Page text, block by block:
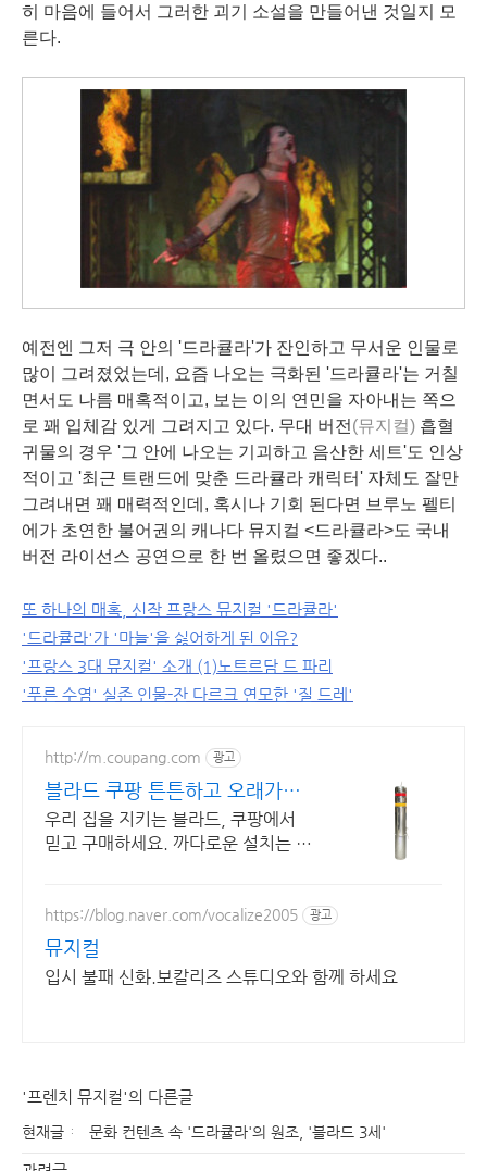
히 마음에 들어서 그러한 괴기 소설을 만들어낸 것일지 모
른다.
예전엔 그저 극 안의 '드라큘라'가 잔인하고 무서운 인물로
많이 그려졌었는데, 요즘 나오는 극화된 '드라큘라'는 거칠
면서도 나름 매혹적이고, 보는 이의 연민을 자아내는 쪽으
로 꽤 입체감 있게 그려지고 있다. 무대 버전 (뮤지컬) 흡혈
귀물의 경우 '그 안에 나오는 기괴하고 음산한 세트'도 인상
적이고 '최근 트랜드에 맞춘 드라큘라 캐릭터' 자체도 잘만
그려내면 꽤 매력적인데, 혹시나 기회 된다면 브루노 펠티
에가 초연한 불어권의 캐나다 뮤지컬 <드라큘라>도 국내
버전 라이선스 공연으로 한 번 올렸으면 좋겠다..
또 하나의 매혹, 신작 프랑스 뮤지컬 '드라큘라'
'드라큘라'가 '마늘'을 싫어하게 된 이유?
'프랑스 3대 뮤지컬' 소개 (1)노트르담 드 파리
'푸른 수염' 실존 인물-잔 다르크 연모한 '질 드레'
http://m.coupang.com 광고
블라드 쿠팡 튼튼하고 오래가는
제품
우리 집을 지키는 블라드, 쿠팡에서
믿고 구매하세요. 까다로운 설치는 이
https://blog.naver.com/vocalize2005 광고
뮤지컬
입시 불패 신화.보칼리즈 스튜디오와 함께 하세요
'프렌치 뮤지컬'의 다른글
현재글 문화 컨텐츠 속 '드라큘라'의 원조, '블라드 3세'